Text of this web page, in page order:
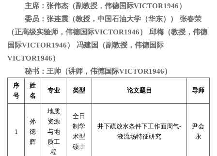
主席：张伟杰（副教授，伟德国际VICTOR1946）
委员：张连震（教授，中国石油大学（华东））
张春荣
（正高级实验师，伟德国际VICTOR1946）
邱梅（教授，伟德
国际VICTOR1946）
冯建国（副教授，伟德国际
VICTOR1946）
秘书：王帅（讲师，伟德国际VICTOR1946）
序
号
姓
名
专业 类型 论文题目 导师
1
孙
德
辉
地质
资源
与地
质工
程
全日
制学
术型
硕士
井下疏放水条件下工作面周气-
液流场特征研究
尹会
永